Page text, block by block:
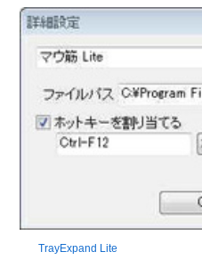
TrayExpand Lite